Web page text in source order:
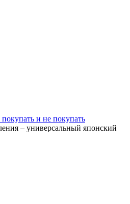
и не покупать
– универсальный японский